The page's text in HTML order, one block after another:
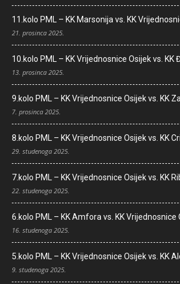
11.kolo PML – KK Marsonija vs. KK
21. prosinca 2025.
10.kolo PML – KK Vrijednosnice Osijek vs. KK
13. prosinca 2025.
9.kolo PML – KK Vrijednosnice Osijek vs. KK
7. prosinca 2025.
8.kolo PML – KK Vrijednosnice Osijek vs. KK
29. studenoga 2025.
7.kolo PML – KK Vrijednosnice Osijek vs. KK
22. studenoga 2025.
6.kolo PML – KK Amfora vs. KK Vrijednosnice
16. studenoga 2025.
5.kolo PML – KK Vrijednosnice Osijek vs. KK
9. studenoga 2025.